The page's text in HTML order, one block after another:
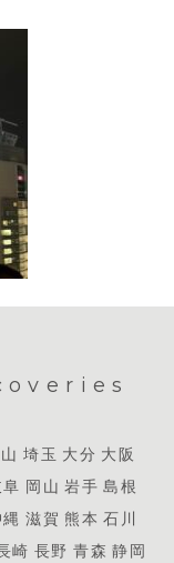
埼玉 大分 大阪
岡山 岩手 島根
滋賀 熊本 石川
崎 長野 青森 静岡